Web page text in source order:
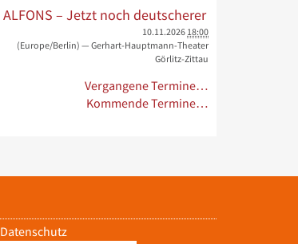
ALFONS – Jetzt noch deutscherer
10.11.2026 18:00
(Europe/Berlin) — Gerhart-Hauptmann-Theater
Görlitz-Zittau
Vergangene Termine…
Kommende Termine…
Datenschutz